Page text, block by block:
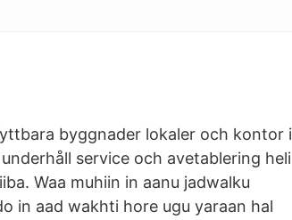
byggnader lokaler och kontor i
service och avetablering heli
Waa muhiin in aanu jadwalku
in aad wakhti hore ugu yaraan hal